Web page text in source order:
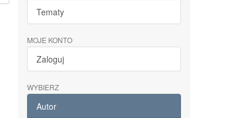
Tematy
MOJE KONTO
Zaloguj
WYBIERZ
Autor